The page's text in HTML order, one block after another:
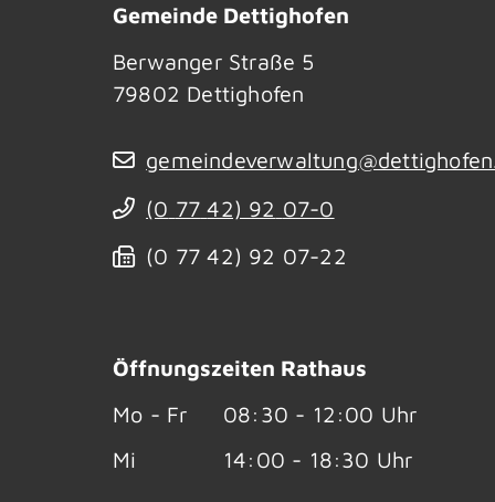
Gemeinde Dettighofen
Berwanger Straße 5
79802 Dettighofen
(0 77 42) 92 07-0
(0 77 42) 92 07-22
Öffnungszeiten Rathaus
Mo - Fr
08:30 - 12:00 Uhr
Mi
14:00 - 18:30 Uhr